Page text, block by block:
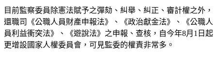
目前監察委員除憲法賦予之彈劾、糾舉、糾正、審計權之外，
還職司《公職人員財產申報法》、《政治獻金法》、《公職人
員利益衝突法》、《遊說法》之申報、查核，自今年8月1日起
更增設國家人權委員會，可見監委的權責非常多。